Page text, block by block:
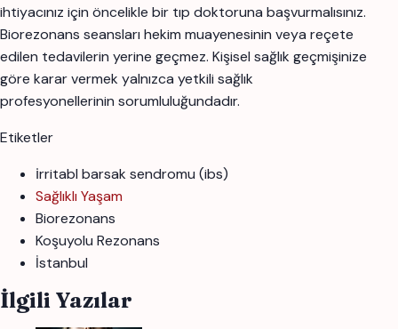
ihtiyacınız için öncelikle bir tıp doktoruna başvurmalısınız.
Biorezonans seansları hekim muayenesinin veya reçete
edilen tedavilerin yerine geçmez. Kişisel sağlık geçmişinize
göre karar vermek yalnızca yetkili sağlık
profesyonellerinin sorumluluğundadır.
Etiketler
i̇rritabl barsak sendromu (ibs)
Sağlıklı Yaşam
Biorezonans
Koşuyolu Rezonans
İstanbul
İlgili Yazılar